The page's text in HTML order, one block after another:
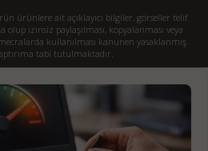
ürünlere ait açıklayıcı bilgiler, görseller telif
izinsiz paylaşılması, kopyalanması veya
kullanılması kanunen yasaklanmış
tabi tutulmaktadır.